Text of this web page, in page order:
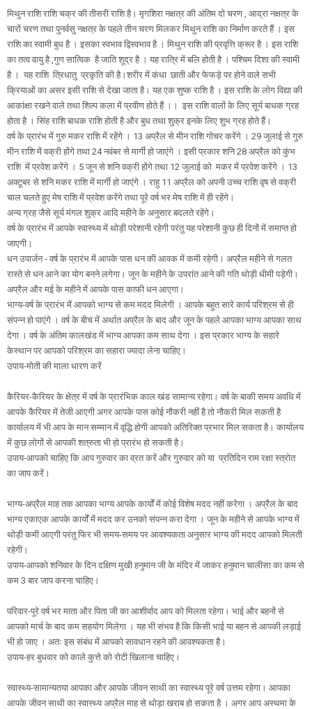
मिथुन राशि राशि चक्र की तीसरी राशि है। मृगशिरा नक्षत्र की अंतिम दो चरण , आद्रा नक्षत्र के
चारों चरण तथा पुनर्वसु नक्षत्र के पहले तीन चरण मिलकर मिथुन राशि का निर्माण करते हैं । इस
राशि का स्वामी बुध है । इसका स्वभाव द्विस्वभाव है । मिथुन राशि की प्रवृत्ति क्रूर है । इस राशि
का तत्व वायु है ,गुण सात्विक है जाति शूद्र है । यह रात्रि में बलि होती है । पश्चिम दिशा की स्वामी
है । यह राशि त्रिधातु प्रकृति की है।शरीर में कंधा छाती और फेफड़े पर होने वाले सभी
क्रियाओं का असर इसी राशि से देखा जाता है। यह एक शुष्क राशि है । इस राशि के लोग विद्या की
आकांक्षा रखने वाले तथा शिल्प कला में प्रवीण होते हैं ।। इस राशि वालों के लिए सूर्य बाधक ग्रह
होता है । सिंह राशि बाधक राशि होती है और बुध तथा शुक्र इनके लिए शुभ ग्रह होते हैं।
वर्ष के प्रारंभ में गुरु मकर राशि में रहेंगे । 13 अप्रैल से मीन राशि गोचर करेंगे । 29 जुलाई से गुरु
मीन राशि में वक्री होंगे तथा 24 नवंबर से मार्गी हो जाएंगे । इसी प्रकार शनि 28 अप्रैल को कुंभ
राशि में प्रवेश करेंगे । 5 जून से शनि वक्री होंगे तथा 12 जुलाई को मकर में प्रवेश करेंगे । 13
अक्टूबर से शनि मकर राशि में मार्गी हो जाएंगे । राहु 11 अप्रैल को अपनी उच्च राशि वृष से वक्री
चाल चलते हुए मेष राशि में प्रवेश करेंगे तथा पूरे वर्ष भर मेष राशि में ही रहेंगे।
अन्य ग्रह जैसे सूर्य मंगल शुक्र आदि महीने के अनुसार बदलते रहेंगे।
वर्ष के प्रारंभ में आपके स्वास्थ्य में थोड़ी परेशानी रहेगी परंतु यह परेशानी कुछ ही दिनों में समाप्त हो
जाएगी।
धन उपार्जन - वर्ष के प्रारंभ में आपके पास धन की आवक में कमी रहेगी। अप्रैल महीने से गलत
रास्ते से धन आने का योग बनने लगेगा। जून के महीने के उपरांत आने की गति थोड़ी धीमी पड़ेगी।
अप्रैल और मई के महीने में आपके पास काफी धन आएगा।
भाग्य-वर्ष के प्रारंभ में आपको भाग्य से कम मदद मिलेगी । आपके बहुत सारे कार्य परिश्रम से ही
संपन्न हो पाएंगे । वर्ष के बीच में अर्थात अप्रैल के बाद और जून के पहले आपका भाग्य आपका साथ
देगा । वर्ष के अंतिम कालखंड में भाग्य आपका कम साथ देगा । इस प्रकार भाग्य के सहारे
केस्थान पर आपको परिश्रम का सहारा ज्यादा लेना चाहिए।
उपाय-मोती की माला धारण करें
कैरियर-कैरियर के क्षेत्र में वर्ष के प्रारंभिक काल खंड सामान्य रहेगा। वर्ष के बाकी समय अवधि में
आपके कैरियर में तेजी आएगी अगर आपके पास कोई नौकरी नहीं है तो नौकरी मिल सकती है
कार्यालय में भी आप के मान सम्मान में वृद्धि होगी आपको अतिरिक्त प्रभार मिल सकता है। कार्यालय
में कुछ लोगों से आपकी शत्रुता भी हो प्रारंभ हो सकती है।
उपाय-आपको चाहिए कि आप गुरुवार का व्रत करें और गुरुवार को या प्रतिदिन राम रक्षा स्त्रोत
का जाप करें।
भाग्य-अप्रैल माह तक आपका भाग्य आपके कार्यों में कोई विशेष मदद नहीं करेगा । अप्रैल के बाद
भाग्य एकाएक आपके कार्यों में मदद कर उनको संपन्न करा देगा । जून के महीने से आपके भाग्य में
थोड़ी कमी आएगी परंतु फिर भी समय-समय पर आवश्यकता अनुसार भाग्य की मदद आपको मिलती
रहेगी।
उपाय-आपको शनिवार के दिन दक्षिण मुखी हनुमान जी के मंदिर में जाकर हनुमान चालीसा का कम से
कम 3 बार जाप करना चाहिए।
परिवार-पूरे वर्ष भर माता और पिता जी का आशीर्वाद आप को मिलता रहेगा। भाई और बहनों से
आपको मार्च के बाद कम सहयोग मिलेगा । यह भी संभव है कि किसी भाई या बहन से आपकी लड़ाई
भी हो जाए । अतः इस संबंध में आपको सावधान रहने की आवश्यकता है।
उपाय-हर बुधवार को काले कुत्ते को रोटी खिलाना चाहिए।
स्वास्थ्य-सामान्यतया आपका और आपके जीवन साथी का स्वास्थ्य पूरे वर्ष उत्तम रहेगा। आपका
आपके जीवन साथी का स्वास्थ्य अप्रैल माह से थोड़ा खराब हो सकता है । अगर आप अस्थमा के